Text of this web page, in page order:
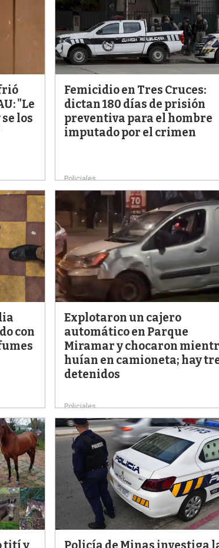
"Le
los
Femicidio en Tres Cruces:
dictan 180 días de prisión
preventiva para el hombre
imputado por el crimen
Policiales
con
Explotaron un cajero
automático en Parque
Miramar y chocaron
huían en camioneta; hay
detenidos
Policiales